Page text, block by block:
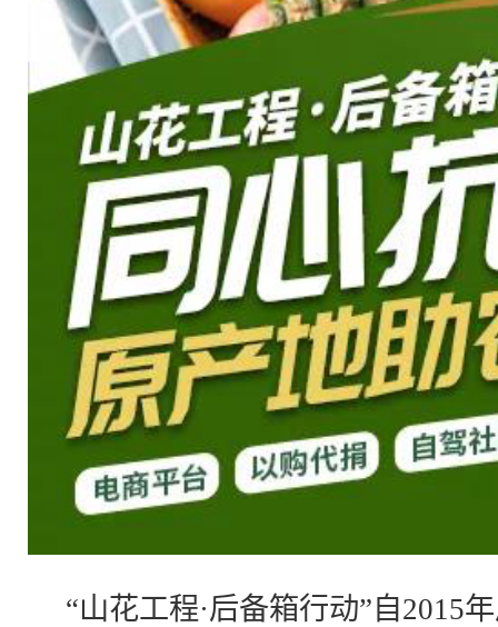
“山花工程·后备箱行动”自2015